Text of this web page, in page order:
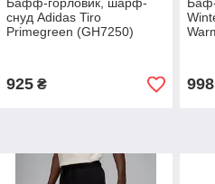
Бафф-горловик, шарф-
снуд Adidas Tiro
Primegreen (GH7250)
925₴ 998